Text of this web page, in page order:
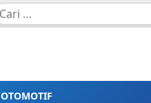
OTOMOTIF